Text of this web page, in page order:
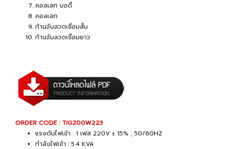
คอลเลท บอดี้
คอลเลท
ก้านจับลวดเชื่อมสั้น
ก้านจับลวดเชื่อมยาว
ORDER CODE : TIG200W223
แรงดันไฟเข้า : 1 เฟส 220V ± 15% , 50/60HZ
กำลังไฟเข้า : 5.4 KVA